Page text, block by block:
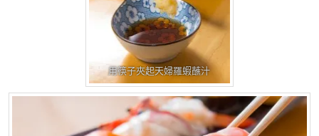
用筷子夾起天婦羅蝦蘸汁